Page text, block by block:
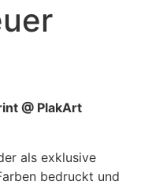
@ PlakArt
als exklusive
bedruckt und